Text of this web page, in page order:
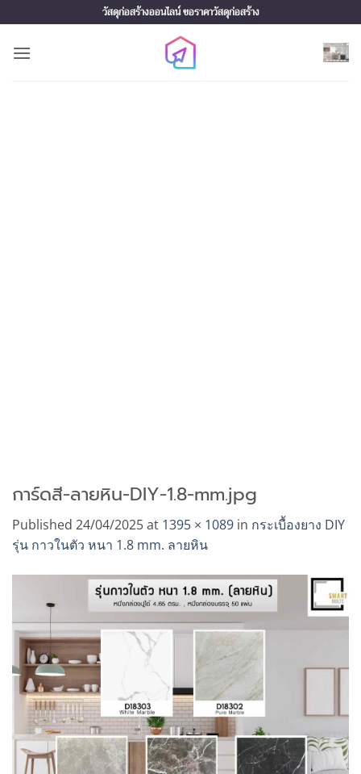
to
content
วัสดุก่อสร้างออนไลน์ ขอราคาวัสดุก่อสร้าง
การ์ดสี-ลายหิน-DIY-1.8-mm.jpg
Published 24/04/2025at 1395 × 1089 in กระเบื้องยาง DIY
รุ่น กาวในตัว หนา 1.8 mm. ลายหิน